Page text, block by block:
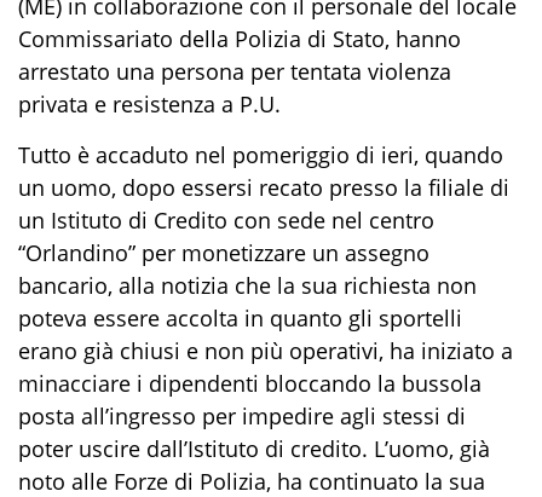
Commissariato della Polizia di Stato, hanno
arrestato una persona per tentata violenza
privata e resistenza a P.U.
Tutto è accaduto nel pomeriggio di ieri, quando
un uomo, dopo essersi recato presso la filiale di
un Istituto di Credito con sede nel centro
“Orlandino” per monetizzare un assegno
bancario, alla notizia che la sua richiesta non
poteva essere accolta in quanto gli sportelli
erano già chiusi e non più operativi, ha iniziato a
minacciare i dipendenti bloccando la bussola
posta all’ingresso per impedire agli stessi di
poter uscire dall’Istituto di credito. L’uomo, già
noto alle Forze di Polizia, ha continuato la sua